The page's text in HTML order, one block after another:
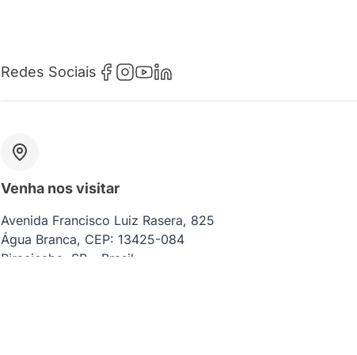
Redes Sociais
Venha nos visitar
Avenida Francisco Luiz Rasera, 825
Água Branca, CEP: 13425-084
Piracicaba, SP – Brasil